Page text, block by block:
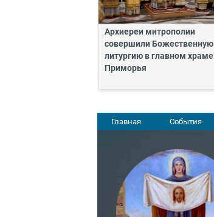
Архиереи митрополии
совершили Божественную
литургию в главном храме
Приморья
Главная События